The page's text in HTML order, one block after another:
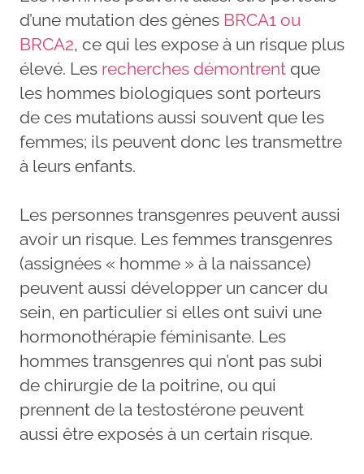
d’une mutation des gènes BRCA1 ou
BRCA2, ce qui les expose à un risque plus
élevé. Les recherches démontrent que
les hommes biologiques sont porteurs
de ces mutations aussi souvent que les
femmes; ils peuvent donc les transmettre
à leurs enfants.
Les personnes transgenres peuvent aussi
avoir un risque. Les femmes transgenres
(assignées « homme » à la naissance)
peuvent aussi développer un cancer du
sein, en particulier si elles ont suivi une
hormonothérapie féminisante. Les
hommes transgenres qui n’ont pas subi
de chirurgie de la poitrine, ou qui
prennent de la testostérone peuvent
aussi être exposés à un certain risque.